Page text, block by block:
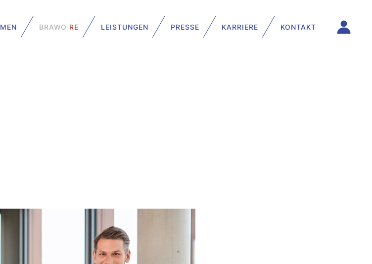
BRAWO RE LEISTUNGEN PRESSE KARRIERE KONTAKT